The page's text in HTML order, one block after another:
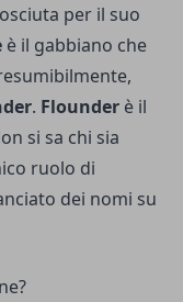
per il suo
è il gabbiano che
. Flounder è il
si sa chi sia
ruolo di
dei nomi su